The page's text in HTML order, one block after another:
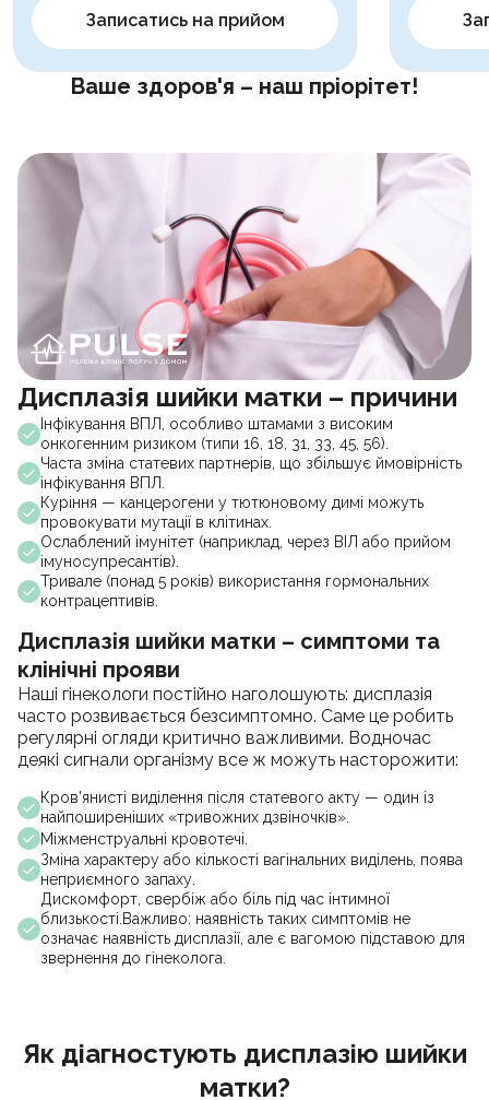
Записатись на прийом
Ваше здоров'я – наш пріорітет!
Дисплазія шийки матки – причини
Інфікування ВПЛ, особливо штамами з високим
онкогенним ризиком (типи 16, 18, 31, 33, 45, 56).
Часта зміна статевих партнерів, що збільшує ймовірність
інфікування ВПЛ.
Куріння — канцерогени у тютюновому димі можуть
провокувати мутації в клітинах.
Ослаблений імунітет (наприклад, через ВІЛ або прийом
імуносупресантів).
Тривале (понад 5 років) використання гормональних
контрацептивів.
Дисплазія шийки матки – симптоми та
клінічні прояви
Наші гінекологи постійно наголошують: дисплазія
часто розвивається безсимптомно. Саме це робить
регулярні огляди критично важливими. Водночас
деякі сигнали організму все ж можуть насторожити:
Кров’янисті виділення після статевого акту — один із
найпоширеніших «тривожних дзвіночків».
Міжменструальні кровотечі.
Зміна характеру або кількості вагінальних виділень, поява
неприємного запаху.
Дискомфорт, свербіж або біль під час інтимної
близькості.Важливо: наявність таких симптомів не
означає наявність дисплазії, але є вагомою підставою для
звернення до гінеколога.
Як діагностують дисплазію шийки
матки?